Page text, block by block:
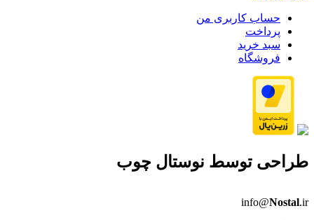
حساب کاربری من
پرداخت
سبد خرید
فروشگاه
طراحی توسط نوستال چوب
info@Nostal.ir